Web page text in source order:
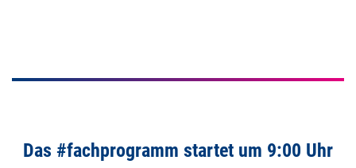
Das #fachprogramm startet um 9:00 Uhr